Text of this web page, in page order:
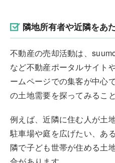
隣地所有者や近隣をあ
不動産の売却活動は、
など不動産ポータルサイト
ームページでの集客が中心
の土地需要を探ってみるこ
例えば、近隣に住む人が土
駐車場や庭を広げたい、あ
隣で子ども世帯が住める土